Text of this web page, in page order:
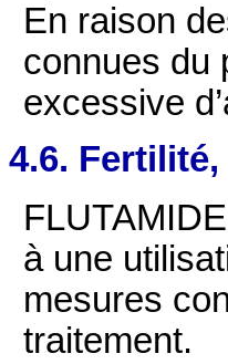
En raison
connues du
excessive
4.6.
à une
mesures
traitement.